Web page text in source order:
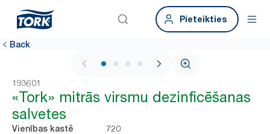
Pieteikties
Back
1 / 4
193601
«Tork» mitrās virsmu dezinficēšanas
salvetes
Vienības kastē
720